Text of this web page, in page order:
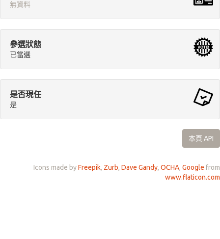
無資料
參選狀態
已當選
是否現任
是
本頁 API
Icons made byFreepik, Zurb, Dave Gandy, OCHA, Google from
www.flaticon.com